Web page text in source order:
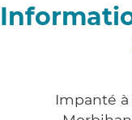
Impanté